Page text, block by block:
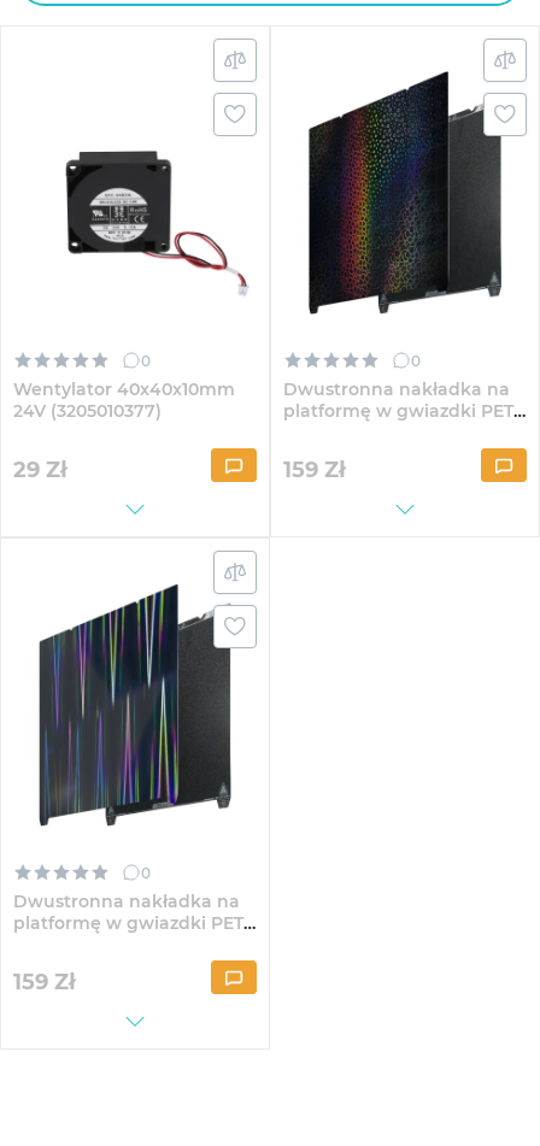
0
Wentylator 40x40x10mm
24V (3205010377)
29 Zł
0
Dwustronna nakładka na
platformę w gwiazdki PET
159 Zł
0
Dwustronna nakładka na
platformę w gwiazdki PET
159 Zł